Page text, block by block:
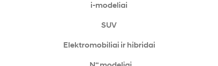
i-modeliai
SUV
Elektromobiliai ir hibridai